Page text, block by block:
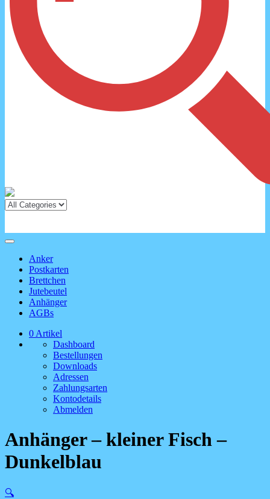
Anker
Postkarten
Brettchen
Jutebeutel
Anhänger
AGBs
0 Artikel
Dashboard
Bestellungen
Downloads
Adressen
Zahlungsarten
Kontodetails
Abmelden
Anhänger – kleiner Fisch –
Dunkelblau
🔍